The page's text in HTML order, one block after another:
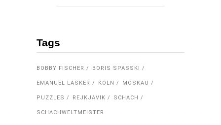
Tags
BOBBY FISCHER BORIS SPASSKI
EMANUEL LASKER KÖLN MOSKAU
PUZZLES REJKJAVIK SCHACH
SCHACHWELTMEISTER